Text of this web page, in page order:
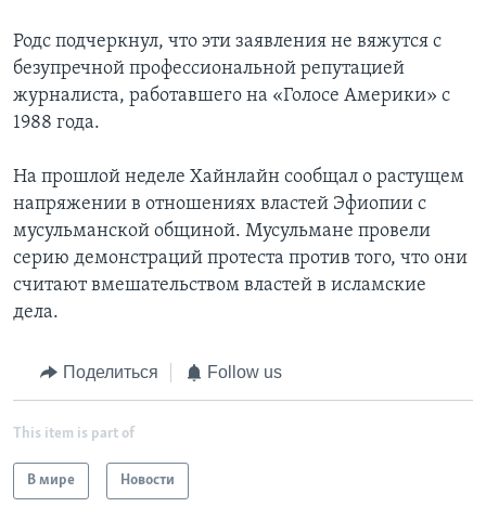
Родс подчеркнул, что эти заявления не вяжутся с
безупречной профессиональной репутацией
журналиста, работавшего на «Голосе Америки» с
1988 года.
На прошлой неделе Хайнлайн сообщал о растущем
напряжении в отношениях властей Эфиопии с
мусульманской общиной. Мусульмане провели
серию демонстраций протеста против того, что они
считают вмешательством властей в исламские
дела.
Поделиться Follow us
This item is part of
В мире Новости